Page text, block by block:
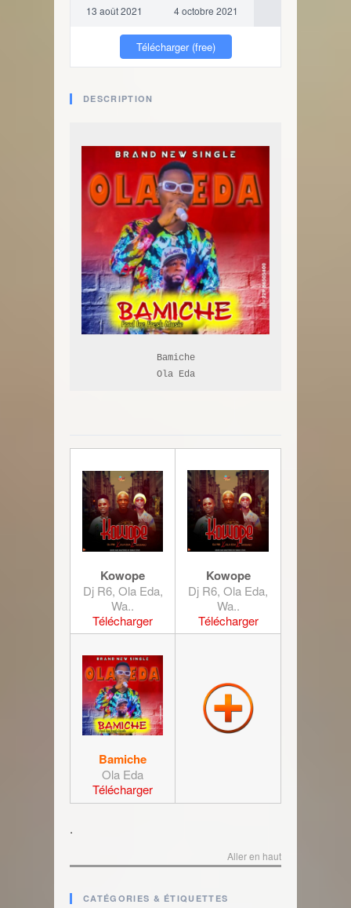
13 août 2021 4 octobre 2021
Télécharger (free)
DESCRIPTION
Bamiche
Ola Eda
Kowope
Dj R6, Ola Eda,
Wa..
Télécharger
Kowope
Dj R6, Ola Eda,
Wa..
Télécharger
Bamiche
Ola Eda
Télécharger
.
Aller en haut
CATÉGORIES & ÉTIQUETTES